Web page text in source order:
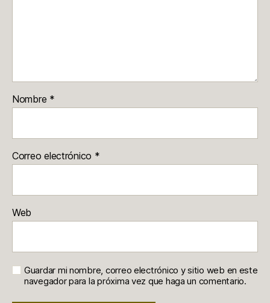
Nombre *
Correo electrónico *
Web
Guardar mi nombre, correo electrónico y sitio web en este
navegador para la próxima vez que haga un comentario.